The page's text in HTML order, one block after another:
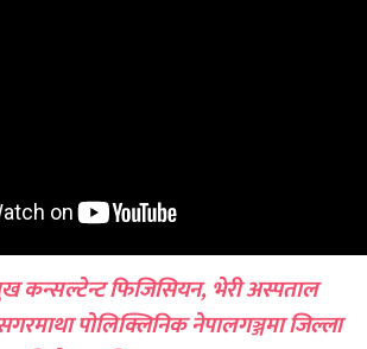
कन्सल्टेन्ट फिजिसियन, भेरी अस्पताल
पोलिक्लिनिक नेपालगञ्जमा जिल्ला